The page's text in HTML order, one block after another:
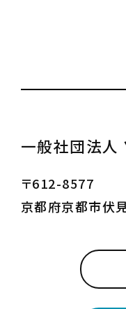
一般社団法人
〒612-8577
京都府京都市伏